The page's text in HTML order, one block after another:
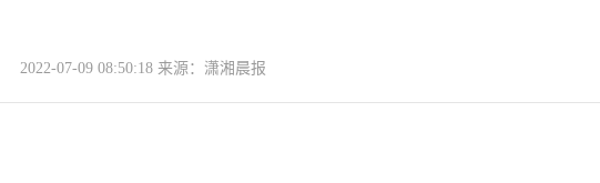
2022-07-09 08:50:18 来源：潇湘晨报